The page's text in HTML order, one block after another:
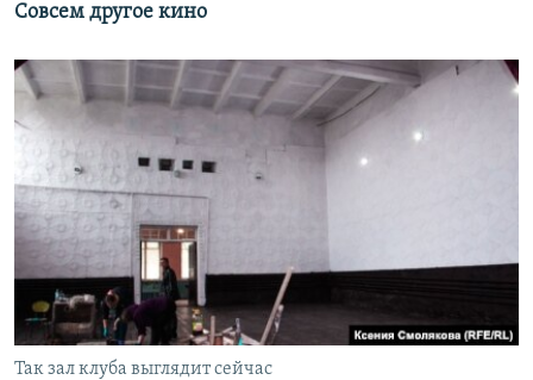
Совсем другое кино
Так зал клуба выглядит сейчас